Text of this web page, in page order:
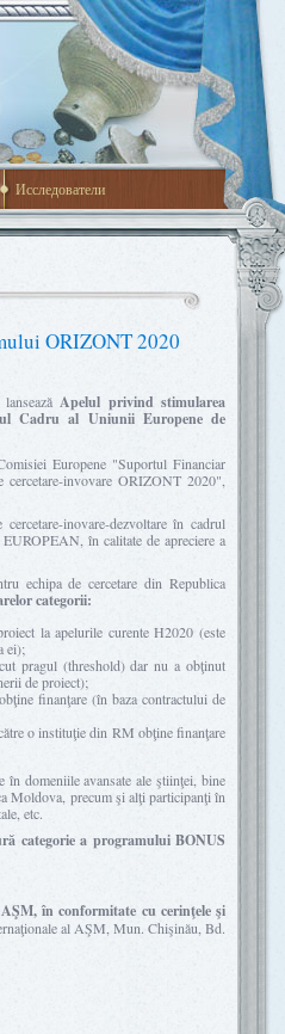
Исследователи
ORIZONT 2020
Apelul privind stimularea
Cadru al Uniunii Europene de
Europene "Suportul Financiar
invovare ORIZONT 2020",
inovare-dezvoltare în cadrul
în calitate de apreciere a
echipa de cercetare din Republica
categorii:
la apelurile curente H2020 (este
ei);
pragul (threshold) dar nu a obţinut
de proiect);
finanţare (în baza contractului de
o instituţie din RM obţine finanţare
domeniile avansate ale ştiinţei, bine
Moldova, precum şi alţi participanţi în
etc.
categorie a programului BONUS
în conformitate cu cerinţele şi
al AŞM, Mun. Chişinău, Bd.